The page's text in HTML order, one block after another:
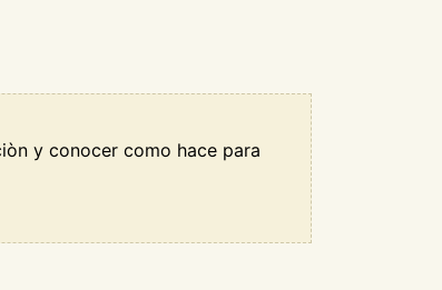
y conocer como hace para